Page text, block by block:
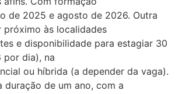
de 2025 e agosto de 2026. Outra
próximo às localidades
e disponibilidade para estagiar 30
por dia), na
ou híbrida (a depender da vaga).
duração de um ano, com a